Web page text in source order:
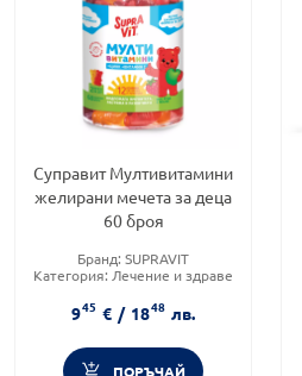
Суправит Мултивитамини
желирани мечета за деца
60 броя
Бранд: SUPRAVIT
Категория: Лечение и здраве
желирани мечета
945 € / 1848 лв.
ПОРЪЧАЙ